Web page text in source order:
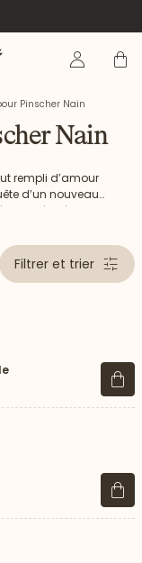
Se Panier
Pinscher Nain
Nain
rempli d’amour
d’un nouveau
élevés. Il est
dans le choix
Premium Direct
Filtrer et trier
Voir
Voir